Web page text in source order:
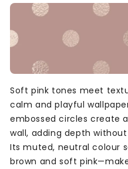
Soft pink tones meet
calm and playful
embossed circles create
wall, adding depth
Its muted, neutral colour
brown and soft